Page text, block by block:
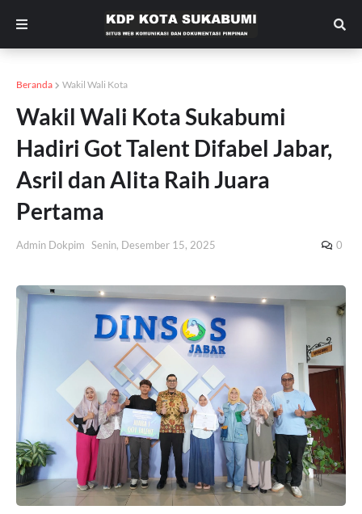
Beranda Wakil Wali Kota
Wakil Wali Kota Sukabumi
Hadiri Got Talent Difabel Jabar,
Asril dan Alita Raih Juara
Pertama
Admin Dokpim Senin, Desember 15, 2025 0